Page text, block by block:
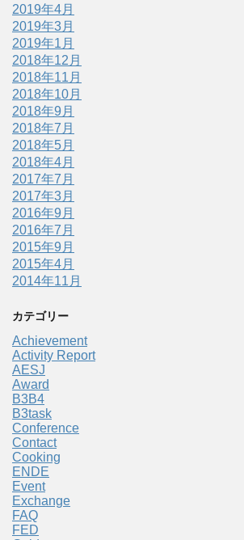
2019年4月
2019年3月
2019年1月
2018年12月
2018年11月
2018年10月
2018年9月
2018年7月
2018年5月
2018年4月
2017年7月
2017年3月
2016年9月
2016年7月
2015年9月
2015年4月
2014年11月
カテゴリー
Achievement
Activity Report
AESJ
Award
B3B4
B3task
Conference
Contact
Cooking
ENDE
Event
Exchange
FAQ
FED